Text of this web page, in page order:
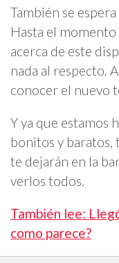
También se
Hasta el
acerca de este
nada al respecto.
conocer el nuevo
Y ya que estamos
bonitos y baratos,
te dejarán en la
verlos todos.
También lee:
como parece?